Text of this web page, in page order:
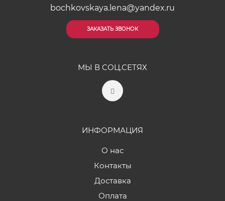
bochkovskaya.lena@yandex.ru
ЗАКАЗАТЬ ЗВОНОК
МЫ В СОЦ.СЕТЯХ
ИНФОРМАЦИЯ
О нас
Контакты
Доставка
Оплата